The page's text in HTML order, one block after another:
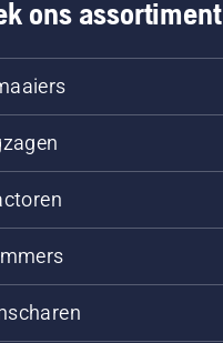
ons assortiment